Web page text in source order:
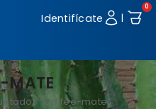
Identifícate |
0
MATE
“Coffee-mate”